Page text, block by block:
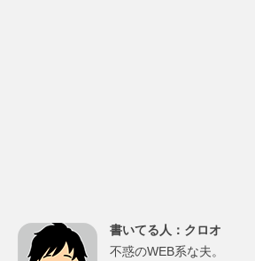
書いてる人：クロオ
不惑のWEB系な夫。